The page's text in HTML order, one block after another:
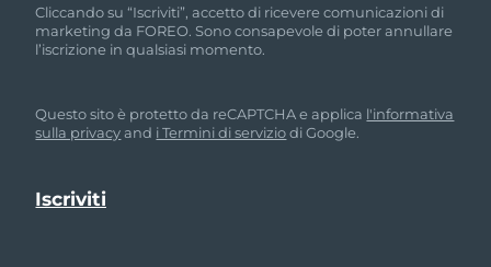
Cliccando su “Iscriviti”, accetto di ricevere comunicazioni di
marketing da FOREO. Sono consapevole di poter annullare
l’iscrizione in qualsiasi momento.
Questo sito è protetto da reCAPTCHA e applica l'informativa
sulla privacyand i Termini di serviziodi Google.